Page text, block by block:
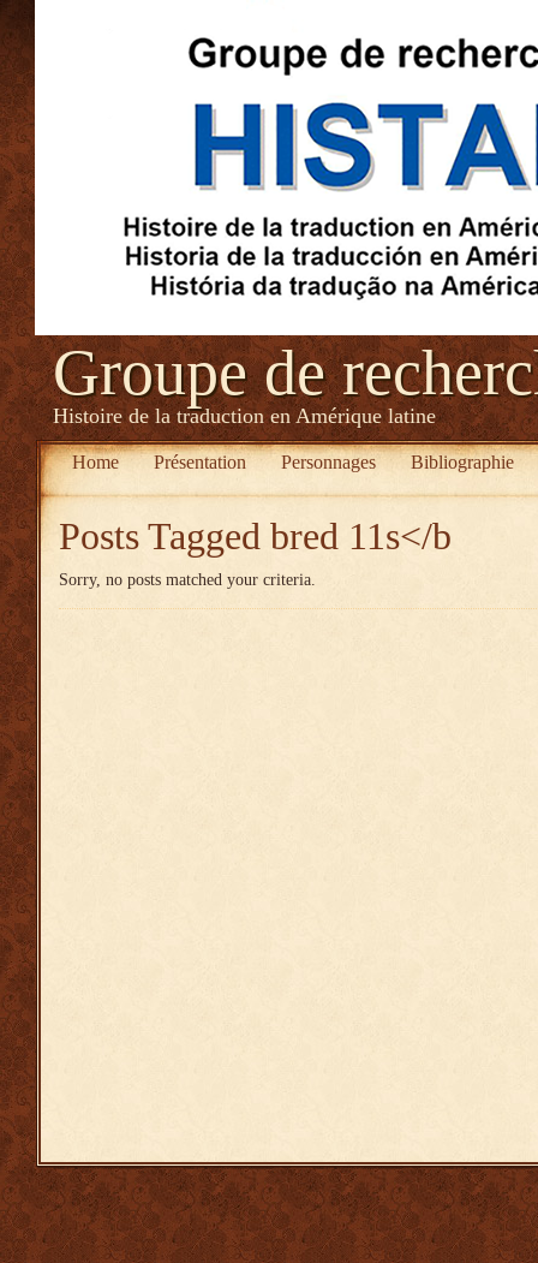
Groupe de
Histoire de la traduction en Amérique latine
Home Présentation Personnages Bibliographie
Posts Tagged bred 11s</b
Sorry, no posts matched your criteria.